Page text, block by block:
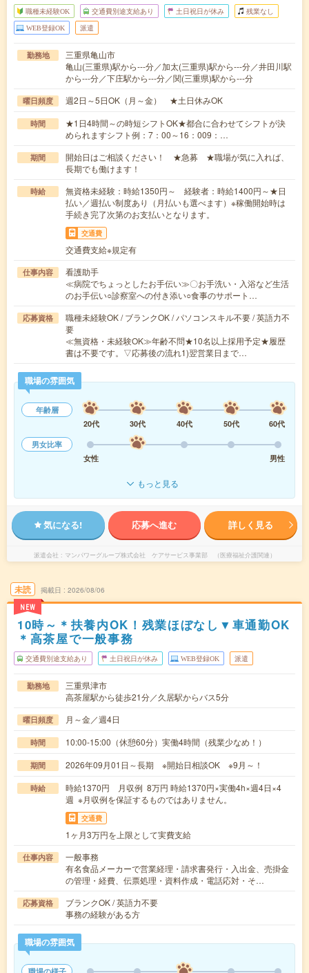
職種未経験OK 交通費別途支給あり 土日祝日が休み 残業なし
WEB登録OK 派遣
勤務地
三重県亀山市
亀山(三重県)駅から---分／加太(三重県)駅から---分／井田川駅
から---分／下庄駅から---分／関(三重県)駅から---分
曜日頻度 週2日～5日OK（月～金） ★土日休みOK
時間
★1日4時間～の時短シフトOK★都合に合わせてシフトが決
められますシフト例：7：00～16：009：…
期間
開始日はご相談ください！ ★急募 ★職場が気に入れば、
長期でも働けます！
時給
無資格未経験：時給1350円～ 経験者：時給1400円～★日
払い／週払い制度あり（月払いも選べます）※稼働開始時は
手続き完了次第のお支払いとなります。
交通費
交通費支給※規定有
仕事内容
看護助手
≪病院でちょっとしたお手伝い≫〇お手洗い・入浴など生活
のお手伝い○診察室への付き添い○食事のサポート…
応募資格
職種未経験OK / ブランクOK / パソコンスキル不要 / 英語力不
要
≪無資格・未経験OK≫年齢不問★10名以上採用予定★履歴
書は不要です。▽応募後の流れ1)翌営業日まで…
職場の雰囲気
年齢層
20代
30代 40代 50代
60代
男女比率
女性
男性
もっと見る
気になる! 応募へ進む 詳しく見る
派遣会社 マンパワーグループ株式会社 ケアサービス事業部 （医療福祉介護関連）
未読
NEW
掲載日 2026/08/06
10時～＊扶養内OK！残業ほぼなし▼車通勤OK
＊高茶屋で一般事務
交通費別途支給あり 土日祝日が休み WEB登録OK 派遣
勤務地
三重県津市
高茶屋駅から徒歩21分／久居駅からバス5分
曜日頻度 月～金／週4日
時間 10:00-15:00（休憩60分）実働4時間（残業少なめ！）
期間 2026年09月01日～長期 ※開始日相談OK ※9月～！
時給
時給1370円 月収例 8万円 時給1370円×実働4h×週4日×4
週 ※月収例を保証するものではありません。
交通費
1ヶ月3万円を上限として実費支給
仕事内容
一般事務
有名食品メーカーで営業経理・請求書発行・入出金、売掛金
の管理・経費、伝票処理・資料作成・電話応対・そ…
応募資格
ブランクOK / 英語力不要
事務の経験がある方
職場の雰囲気